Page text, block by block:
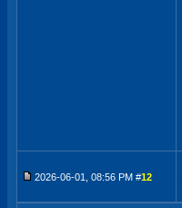
2026-06-01, 08:56 PM #12